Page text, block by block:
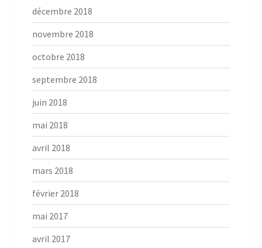
décembre 2018
novembre 2018
octobre 2018
septembre 2018
juin 2018
mai 2018
avril 2018
mars 2018
février 2018
mai 2017
avril 2017